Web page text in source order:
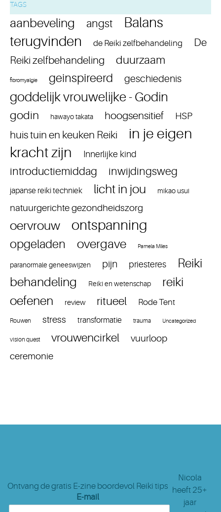
TAGS
aanbeveling angst
Balans
terugvinden
de Reiki zelfbehandeling
De
Reiki zelfbehandeling
duurzaam
fibromyalgie geinspireerd geschiedenis
goddelijk vrouwelijke - Godin
godin hawayo takata hoogsensitief HSP
huis tuin en keuken Reiki
in je eigen
kracht zijn
Innerlijke kind
introductiemiddag inwijdingsweg
japanse reiki techniek licht in jou mikao usui
natuurgerichte gezondheidszorg
oervrouw ontspanning
opgeladen overgave Pamela Miles
paranormale geneeswijzen pijn priesteres
Reiki
behandeling
Reiki en wetenschap
reiki
oefenen
review ritueel Rode Tent
Rouwen stress transformatie trauma Uncategorized
vision quest vrouwencirkel
vuurloop
ceremonie
Ontvang de gratis E-zine boordevol Reiki tips
E-mail
Nicola
heeft 25+
jaar